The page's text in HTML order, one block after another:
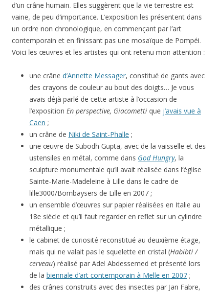
d’un crâne humain. Elles suggèrent que la vie terrestre est
vaine, de peu d’importance. L’exposition les présentent dans
un ordre non chronologique, en commençant par l’art
contemporain et en finissant pas une mosaïque de Pompéi.
Voici les œuvres et les artistes qui ont retenu mon attention :
une crâne d’Annette Messager, constitué de gants avec
des crayons de couleur au bout des doigts… Je vous
avais déjà parlé de cette artiste à l’occasion de
l’exposition En perspective, Giacometti que j’avais vue à
Caen ;
un crâne de Niki de Saint-Phalle ;
une œuvre de Subodh Gupta, avec de la vaisselle et des
ustensiles en métal, comme dans God Hungry, la
sculpture monumentale qu’il avait réalisée dans l’église
Sainte-Marie-Madeleine à Lille dans le cadre de
lille3000/Bombaysers de Lille en 2007 ;
un ensemble d’œuvres sur papier réalisées en Italie au
18e siècle et qu’il faut regarder en reflet sur un cylindre
métallique ;
le cabinet de curiosité reconstitué au deuxième étage,
mais qui ne valait pas le squelette en cristal (Habibti /
cerveau) réalisé par Adel Abdessemed et présenté lors
de la biennale d’art contemporain à Melle en 2007 ;
des crânes construits avec des insectes par Jan Fabre,